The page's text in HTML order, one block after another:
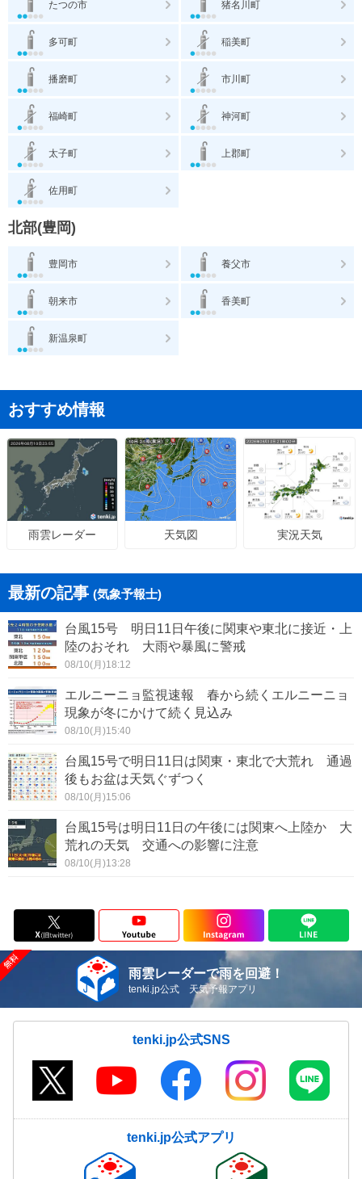
たつの市 猪名川町
多可町 稲美町
播磨町 市川町
福崎町 神河町
太子町 上郡町
佐用町
北部(豊岡)
豊岡市 養父市
朝来市 香美町
新温泉町
おすすめ情報
雨雲レーダー 天気図 実況天気
最新の記事 (気象予報士)
台風15号 明日11日午後に関東や東北に接近・上
陸のおそれ 大雨や暴風に警戒
08/10(月)18:12
エルニーニョ監視速報 春から続くエルニーニョ
現象が冬にかけて続く見込み
08/10(月)15:40
台風15号で明日11日は関東・東北で大荒れ 通過
後もお盆は天気ぐずつく
08/10(月)15:06
台風15号は明日11日の午後には関東へ上陸か 大
荒れの天気 交通への影響に注意
08/10(月)13:28
雨雲レーダーで雨を回避！
tenki.jp公式 天気予報アプリ
tenki.jp公式SNS
tenki.jp公式アプリ